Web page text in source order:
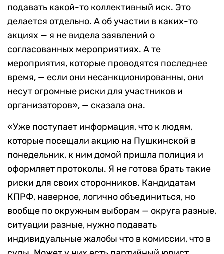
подавать какой-то коллективный иск. Это
делается отдельно. А об участии в каких-то
акциях — я не видела заявлений о
согласованных мероприятиях. А те
мероприятия, которые проводятся последнее
время, — если они несанкционированны, они
несут огромные риски для участников и
организаторов», — сказала она.
«Уже поступает информация, что к людям,
которые посещали акцию на Пушкинской в
понедельник, к ним домой пришла полиция и
оформляет протоколы. Я не готова брать такие
риски для своих сторонников. Кандидатам
КПРФ, наверное, логично объединиться, но
вообще по окружным выборам — округа разные,
ситуации разные, нужно подавать
индивидуальные жалобы что в комиссии, что в